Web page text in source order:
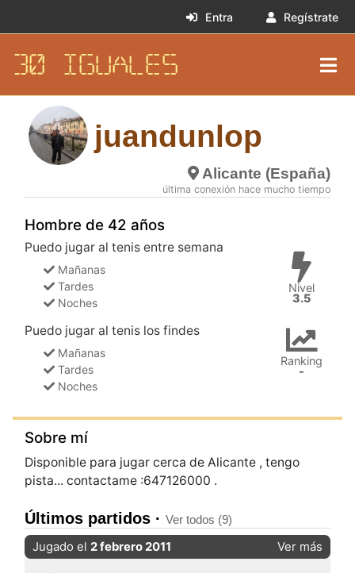
Entra Regístrate
30 IGUALES
juandunlop
Alicante (España)
última conexión hace mucho tiempo
Hombre de 42 años
Puedo jugar al tenis entre semana
Mañanas
Tardes
Noches
Puedo jugar al tenis los findes
Mañanas
Tardes
Noches
Nivel
3.5
Ranking
-
Sobre mí
Disponible para jugar cerca de Alicante , tengo
pista... contactame :647126000 .
Últimos partidos ·Ver todos (9)
Jugado el 2 febrero 2011 Ver más